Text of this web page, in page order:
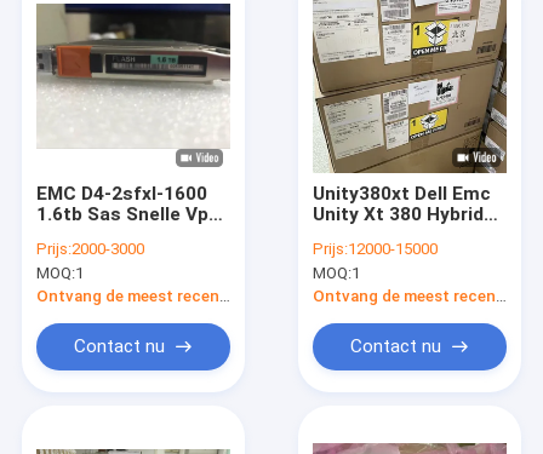
EMC D4-2sfxl-1600
1.6tb Sas Snelle Vp
480f XT380F XT680F
Prijs:2000-3000
MOQ:1
Ontvang de meest recente Prijs
Contact nu
Unity380xt Dell Emc
Unity Xt 380 Hybride
92cmx60cmx30cm
Prijs:12000-15000
MOQ:1
Ontvang de meest recente Prijs
Contact nu